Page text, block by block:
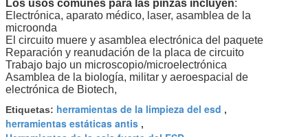
Los usos comunes para las pinzas incluyen:
Electrónica, aparato médico, laser, asamblea de la
microonda
El circuito muere y asamblea electrónica del paquete
Reparación y reanudación de la placa de circuito
Trabajo bajo un microscopio/microelectrónica
Asamblea de la biología, militar y aeroespacial de
electrónica de Biotech,
Etiquetas: herramientas de la limpieza del esd ,
herramientas estáticas antis ,